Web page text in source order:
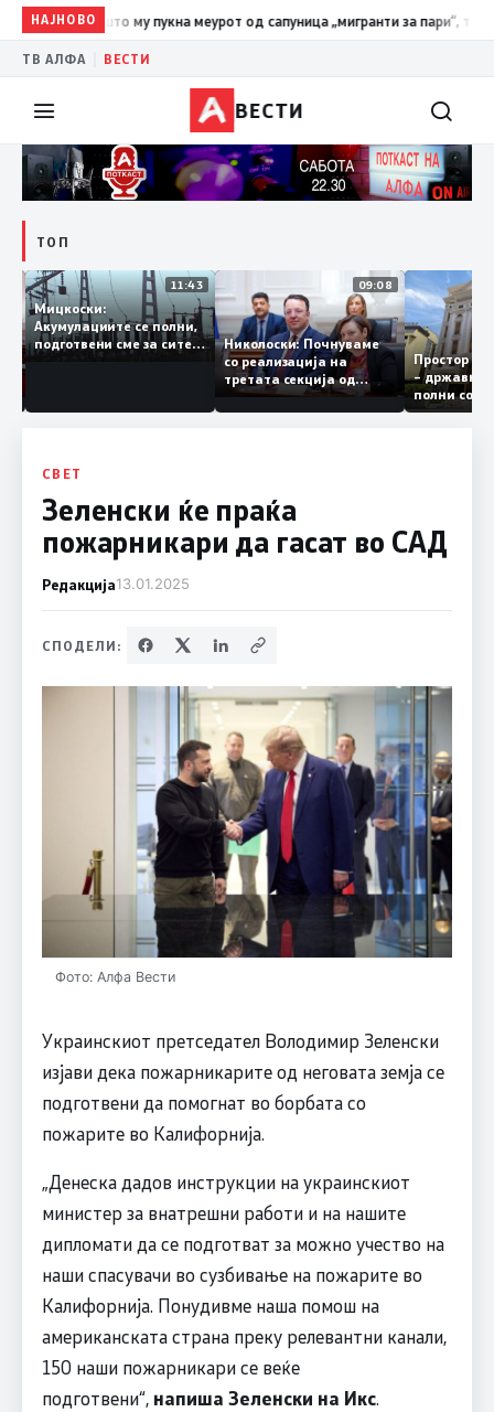
НАЈНОВО19:39ВМРО-ДПМНЕ: Како што му пукна меурот од сапуница
ТВ АЛФА ВЕСТИ
ВЕСТИ
ТОП
12:03
за
11:43
Мицкоски:
Акумулациите се полни,
подготвени сме за сите
ризици, не размислување
09:08
Николоски: Почнуваме
со реализација на
третата секција од
железничкиот Коридор
8, Македонија станува
Простор
–
полни
СВЕТ
Зеленски ќе праќа
пожарникари да гасат во САД
Редакција13.01.2025
СПОДЕЛИ:
Фото: Алфа Вести
Украинскиот претседател Володимир Зеленски
изјави дека пожарникарите од неговата земја се
подготвени да помогнат во борбата со
пожарите во Калифорнија.
„Денеска дадов инструкции на украинскиот
министер за внатрешни работи и на нашите
дипломати да се подготват за можно учество на
наши спасувачи во сузбивање на пожарите во
Калифорнија. Понудивме наша помош на
американската страна преку релевантни канали,
150 наши пожарникари се веќе
подготвени“, напиша Зеленски на Икс.